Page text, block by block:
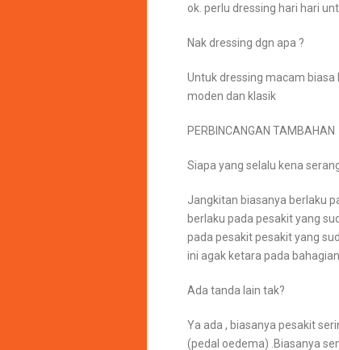
ok. perlu dressing hari hari
Nak dressing dgn apa ?
Untuk dressing macam
moden dan klasik
PERBINCANGAN TAMBAHAN
Siapa yang selalu kena
Jangkitan biasanya berlaku
berlaku pada pesakit yang
pada pesakit pesakit yang
ini agak ketara pada
Ada tanda lain tak?
Ya ada , biasanya pesakit
(pedal oedema) .Biasanya